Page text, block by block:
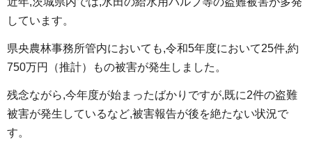
しています。
県央農林事務所管内においても,令和5年度において25件,約
750万円（推計）もの被害が発生しました。
残念ながら,今年度が始まったばかりですが,既に2件の盗難
被害が発生しているなど,被害報告が後を絶たない状況で
す。